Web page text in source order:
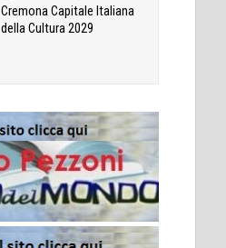
Cremona Capitale Italiana
della Cultura 2029